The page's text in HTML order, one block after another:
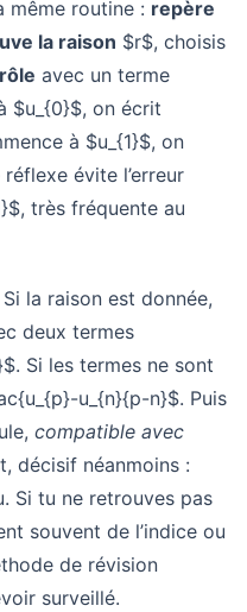
même routine : repère
la raison $r$, choisis
avec un terme
$u_{0}$, on écrit
à $u_{1}$, on
évite l’erreur
très fréquente au
la raison est donnée,
deux termes
Si les termes ne sont
u_{n}{p-n}$. Puis
compatible avec
décisif néanmoins :
Si tu ne retrouves pas
souvent de l’indice ou
de révision
surveillé.